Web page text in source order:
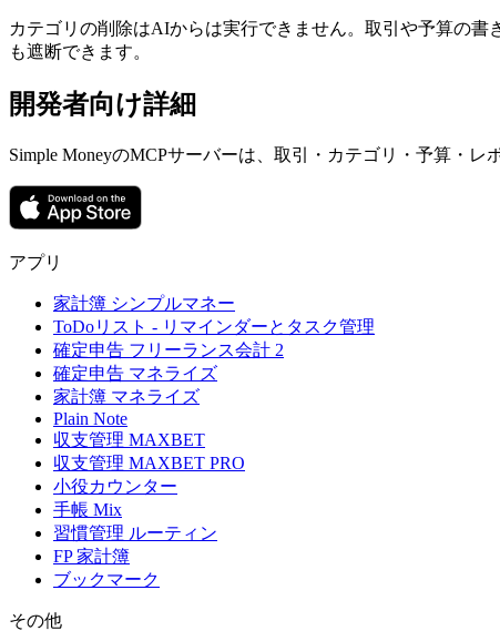
カテゴリの削除はAIからは実行できません。取引や予算の
も遮断できます。
開発者向け詳細
Simple MoneyのMCPサーバーは、取引・カテゴリ・予算・
アプリ
家計簿 シンプルマネー
ToDoリスト - リマインダーとタスク管理
確定申告 フリーランス会計 2
確定申告 マネライズ
家計簿 マネライズ
Plain Note
収支管理 MAXBET
収支管理 MAXBET PRO
小役カウンター
手帳 Mix
習慣管理 ルーティン
FP 家計簿
ブックマーク
その他